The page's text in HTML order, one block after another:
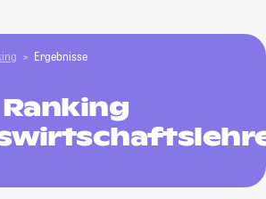
Ergebnisse
Ranking